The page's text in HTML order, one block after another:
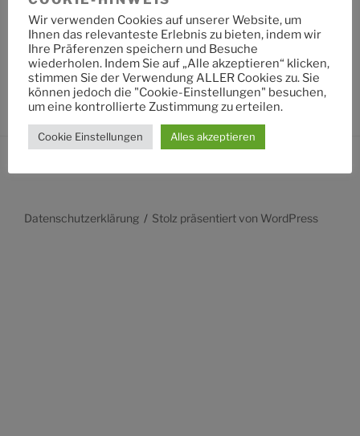
Suche
nach:
Datenschutzerklärung Stolz präsentiert von WordPress
Wir verwenden Cookies auf unserer Website, um
Ihnen das relevanteste Erlebnis zu bieten, indem wir
Ihre Präferenzen speichern und Besuche
wiederholen. Indem Sie auf „Alle akzeptieren“ klicken,
stimmen Sie der Verwendung ALLER Cookies zu. Sie
können jedoch die "Cookie-Einstellungen" besuchen,
um eine kontrollierte Zustimmung zu erteilen.
Cookie Einstellungen Alles akzeptieren